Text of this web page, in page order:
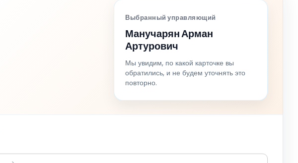
Выбранный управляющий
Манучарян Арман
Артурович
Мы увидим, по какой карточке вы
обратились, и не будем уточнять это
повторно.